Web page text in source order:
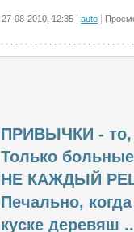
27-08-2010, 12:35 auto
ПРИВЫЧКИ - то,
Только
НЕ КАЖДЫЙ
Печально,
куске деревяш